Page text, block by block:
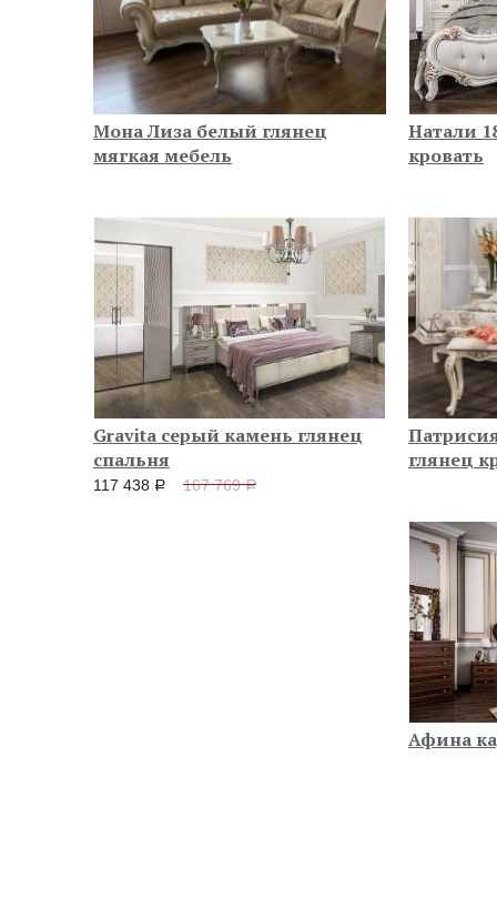
Мона Лиза белый глянец
мягкая мебель
Натали
кровать
Gravita серый камень глянец
спальня
117 438 руб. 167 769руб.
глянец
Афина